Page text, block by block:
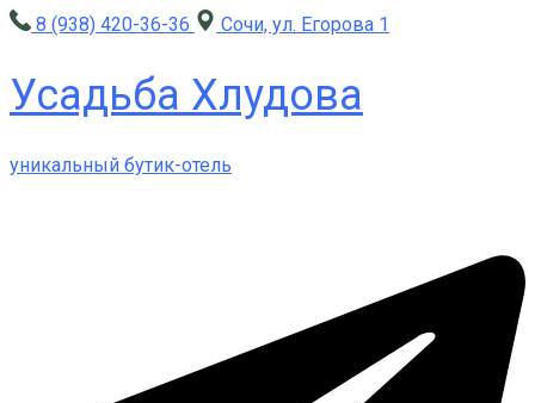
8 (938) 420-36-36 Сочи, ул. Егорова 1
Усадьба Хлудова
уникальный бутик-отель